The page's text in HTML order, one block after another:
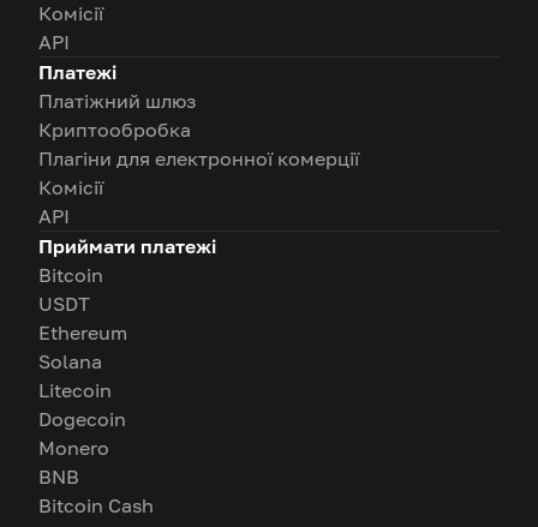
Комісії
API
Платежі
Платіжний шлюз
Криптообробка
Плагіни для електронної комерції
Комісії
API
Приймати платежі
Bitcoin
USDT
Ethereum
Solana
Litecoin
Dogecoin
Monero
BNB
Bitcoin Cash